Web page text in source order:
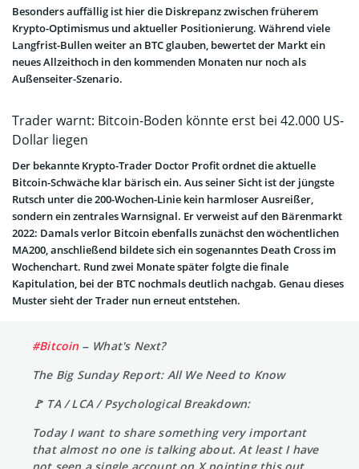
Besonders auffällig ist hier die Diskrepanz zwischen früherem
Krypto-Optimismus und aktueller Positionierung. Während viele
Langfrist-Bullen weiter an BTC glauben, bewertet der Markt ein
neues Allzeithoch in den kommenden Monaten nur noch als
Außenseiter-Szenario.
Trader warnt: Bitcoin-Boden könnte erst bei 42.000 US-
Dollar liegen
Der bekannte Krypto-Trader Doctor Profit ordnet die aktuelle
Bitcoin-Schwäche klar bärisch ein. Aus seiner Sicht ist der jüngste
Rutsch unter die 200-Wochen-Linie kein harmloser Ausreißer,
sondern ein zentrales Warnsignal. Er verweist auf den Bärenmarkt
2022: Damals verlor Bitcoin ebenfalls zunächst den wöchentlichen
MA200, anschließend bildete sich ein sogenanntes Death Cross im
Wochenchart. Rund zwei Monate später folgte die finale
Kapitulation, bei der BTC nochmals deutlich nachgab. Genau dieses
Muster sieht der Trader nun erneut entstehen.
#Bitcoin – What's Next?
The Big Sunday Report: All We Need to Know
🚩 TA / LCA / Psychological Breakdown:
Today I want to share something very important
that almost no one is talking about. At least I have